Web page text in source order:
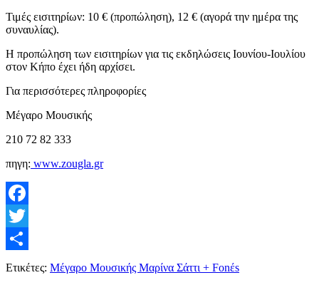
Τιμές εισιτηρίων: 10 € (προπώληση), 12 € (αγορά την ημέρα της
συναυλίας).
Η προπώληση των εισιτηρίων για τις εκδηλώσεις Ιουνίου-Ιουλίου
στον Κήπο έχει ήδη αρχίσει.
Για περισσότερες πληροφορίες
Μέγαρο Μουσικής
210 72 82 333
πηγη: www.zougla.gr
Facebook
Twitter
Μοιραστείτε
Ετικέτες: Μέγαρο Μουσικής Μαρίνα Σάττι + Fonέs